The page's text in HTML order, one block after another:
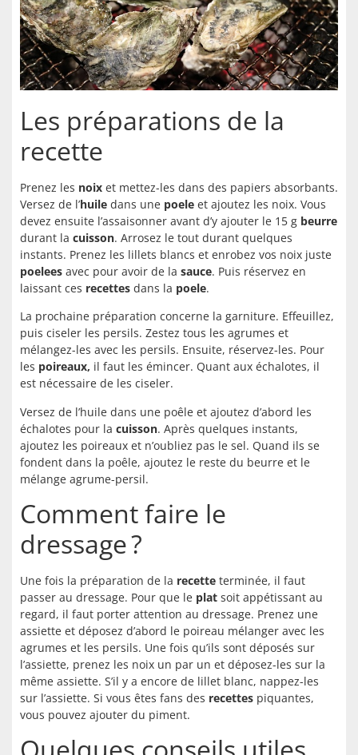
Les préparations de la
recette
Prenez les noix et mettez-les dans des papiers absorbants.
Versez de l’huile dans une poele et ajoutez les noix. Vous
devez ensuite l’assaisonner avant d’y ajouter le 15 g beurre
durant la cuisson. Arrosez le tout durant quelques
instants. Prenez les lillets blancs et enrobez vos noix juste
poelees avec pour avoir de la sauce. Puis réservez en
laissant ces recettes dans la poele.
La prochaine préparation concerne la garniture. Effeuillez,
puis ciseler les persils. Zestez tous les agrumes et
mélangez-les avec les persils. Ensuite, réservez-les. Pour
les poireaux, il faut les émincer. Quant aux échalotes, il
est nécessaire de les ciseler.
Versez de l’huile dans une poêle et ajoutez d’abord les
échalotes pour la cuisson. Après quelques instants,
ajoutez les poireaux et n’oubliez pas le sel. Quand ils se
fondent dans la poêle, ajoutez le reste du beurre et le
mélange agrume-persil.
Comment faire le
dressage ?
Une fois la préparation de la recette terminée, il faut
passer au dressage. Pour que le plat soit appétissant au
regard, il faut porter attention au dressage. Prenez une
assiette et déposez d’abord le poireau mélanger avec les
agrumes et les persils. Une fois qu’ils sont déposés sur
l’assiette, prenez les noix un par un et déposez-les sur la
même assiette. S’il y a encore de lillet blanc, nappez-les
sur l’assiette. Si vous êtes fans des recettes piquantes,
vous pouvez ajouter du piment.